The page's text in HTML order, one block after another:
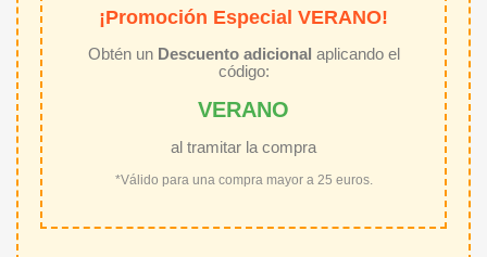
¡Promoción Especial VERANO!
Obtén un Descuento adicional aplicando el
código:
VERANO
al tramitar la compra
*Válido para una compra mayor a 25 euros.